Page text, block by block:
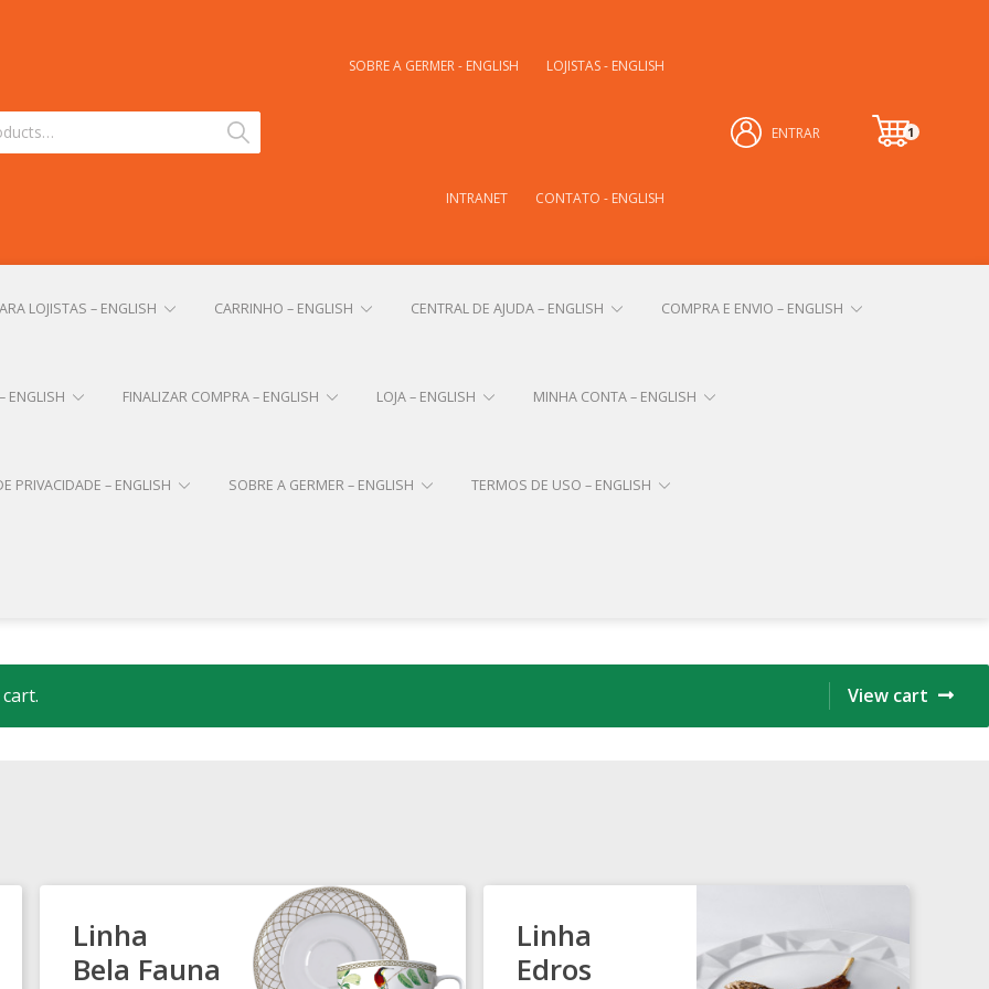
Search
SOBRE A GERMER - ENGLISH LOJISTAS - ENGLISH
INTRANET CONTATO - ENGLISH
ENTRAR
1
it
LOJISTAS – ENGLISH CARRINHO – ENGLISH CENTRAL DE AJUDA – ENGLISH COMPRA E ENVIO – ENGLISH
ENGLISH FINALIZAR COMPRA – ENGLISH LOJA – ENGLISH MINHA CONTA – ENGLISH
PRIVACIDADE – ENGLISH SOBRE A GERMER – ENGLISH TERMOS DE USO – ENGLISH
LOJISTAS – ENGLISH CARRINHO – ENGLISH CENTRAL DE AJUDA – ENGLISH COMPRA E ENVIO – ENGLISH
View cart
Linha
Bela Fauna
Linha
Edros